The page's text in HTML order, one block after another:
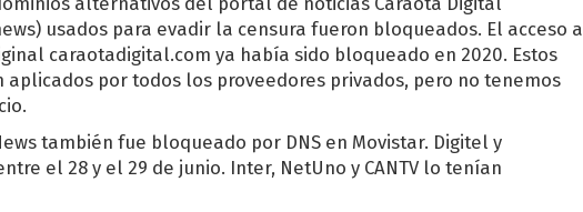
usados para evadir la censura fueron bloqueados. El acceso a
caraotadigital.com ya había sido bloqueado en 2020. Estos
aplicados por todos los proveedores privados, pero no tenemos
también fue bloqueado por DNS en Movistar. Digitel y
el 28 y el 29 de junio. Inter, NetUno y CANTV lo tenían